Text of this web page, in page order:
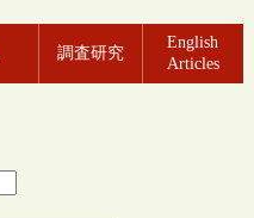
調査研究
English
Articles